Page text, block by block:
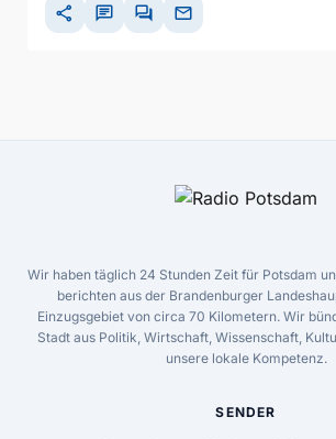
share chat forum mail
Wir haben täglich 24 Stunden Zeit für Potsdam
berichten aus der Brandenburger
Einzugsgebiet von circa 70 Kilometern. Wir
Stadt aus Politik, Wirtschaft, Wissenschaft,
unsere lokale Kompetenz.
SENDER